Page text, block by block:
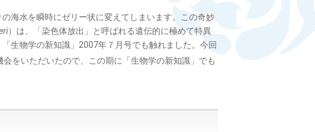
看護学部
健康科学部
海水を瞬時にゼリー状に変えてしまいます。この奇妙
）は、「染色体放出」と呼ばれる遺伝的に極めて特異
生物学の新知識」2007年７月号でも触れました。今回
会をいただいたので、この期に「生物学の新知識」でも